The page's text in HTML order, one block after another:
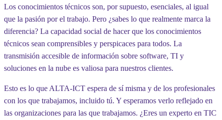
Los conocimientos técnicos son, por supuesto, esenciales, al igual
que la pasión por el trabajo. Pero ¿sabes lo que realmente marca la
diferencia? La capacidad social de hacer que los conocimientos
técnicos sean comprensibles y perspicaces para todos. La
transmisión accesible de información sobre software, TI y
soluciones en la nube es valiosa para nuestros clientes.
Esto es lo que ALTA-ICT espera de sí misma y de los profesionales
con los que trabajamos, incluido tú. Y esperamos verlo reflejado en
las organizaciones para las que trabajamos. ¿Eres un experto en TIC